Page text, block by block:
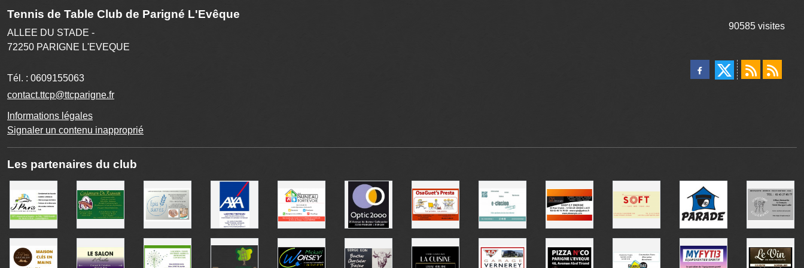
Tennis de Table Club de Parigné L'Evêque
ALLEE DU STADE -
72250 PARIGNE L'EVEQUE
Tél. : 0609155063
contact.ttcp@ttcparigne.fr
Informations légales
Signaler un contenu inapproprié
90585 visites
Les partenaires du club